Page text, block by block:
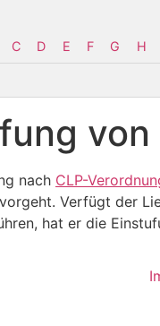
C D E F G H
nach CLP-
Verfügt der
hat er die